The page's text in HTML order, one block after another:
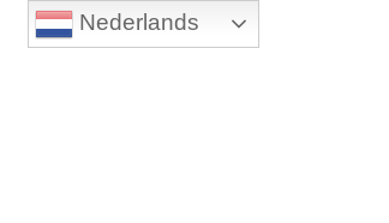
Nederlands